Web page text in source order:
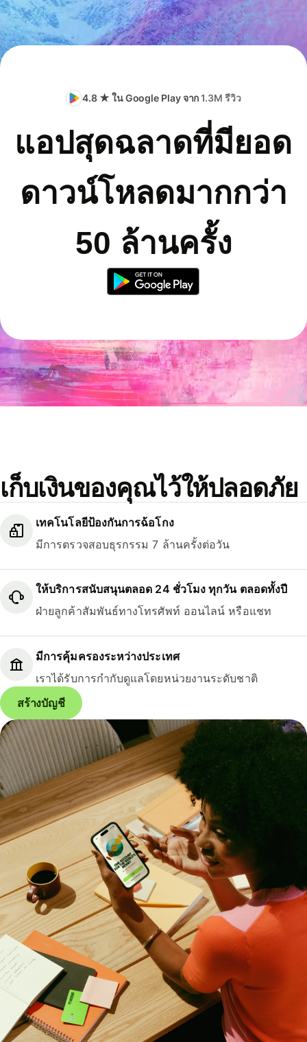
4.8 ★ ใน Google Play จาก1.3M รีวิว
แอปสุดฉลาดที่มียอด
ดาวน์โหลดมากกว่า
50 ล้านครั้ง
เก็บเงินของคุณไว้ให้ปลอดภัย
เทคโนโลยีป้องกันการฉ้อโกง
มีการตรวจสอบธุรกรรม 7 ล้านครั้งต่อวัน
ให้บริการสนับสนุนตลอด 24 ชั่วโมง ทุกวัน ตลอดทั้งปี
ฝ่ายลูกค้าสัมพันธ์ทางโทรศัพท์ ออนไลน์ หรือแชท
มีการคุ้มครองระหว่างประเทศ
เราได้รับการกำกับดูแลโดยหน่วยงานระดับชาติ
สร้างบัญชี